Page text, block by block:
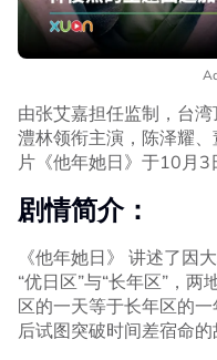
由张艾嘉担任监制，台
澧林领衔主演，陈泽耀
片《他年她日》于10月3
剧情简介：
《他年她日》 讲述了因
“优日区”与“长年区”，
区的一天等于长年区的
后试图突破时间差宿命的